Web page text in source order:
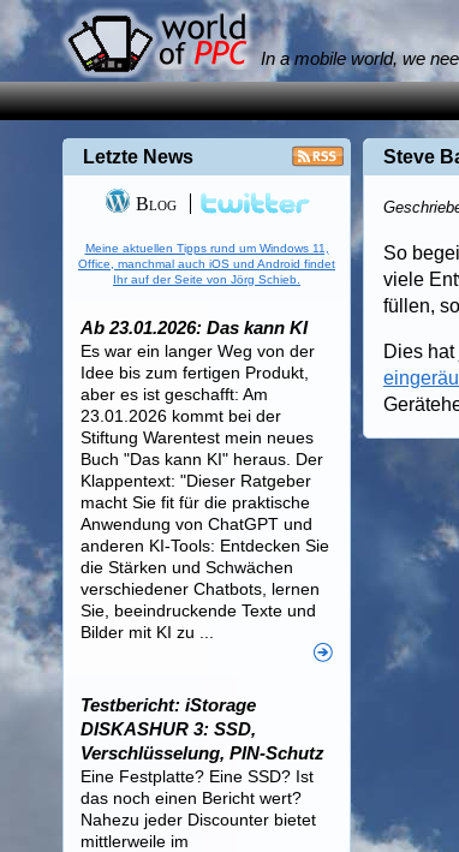
In a mobile world, we
Steve
So
viele
füllen,
Dies
Letzte News
Blog
Meine aktuellen Tipps rund um Windows 11,
Office, manchmal auch iOS und Android findet
Ihr auf der Seite von Jörg Schieb.
Ab 23.01.2026: Das kann KI
Es war ein langer Weg von der
Idee bis zum fertigen Produkt,
aber es ist geschafft: Am
23.01.2026 kommt bei der
Stiftung Warentest mein neues
Buch "Das kann KI" heraus. Der
Klappentext: "Dieser Ratgeber
macht Sie fit für die praktische
Anwendung von ChatGPT und
anderen KI-Tools: Entdecken Sie
die Stärken und Schwächen
verschiedener Chatbots, lernen
Sie, beeindruckende Texte und
Bilder mit KI zu ...
Testbericht: iStorage
DISKASHUR 3: SSD,
Verschlüsselung, PIN-Schutz
Eine Festplatte? Eine SSD? Ist
das noch einen Bericht wert?
Nahezu jeder Discounter bietet
mittlerweile im